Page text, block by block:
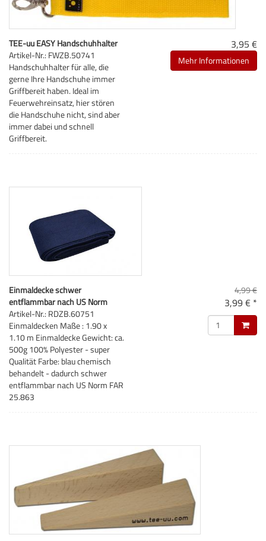
TEE-uu EASY Handschuhhalter
Artikel-Nr.: FWZB.50741
Handschuhhalter für alle, die
gerne Ihre Handschuhe immer
Griffbereit haben. Ideal im
Feuerwehreinsatz, hier stören
die Handschuhe nicht, sind aber
immer dabei und schnell
Griffbereit.
3,95 €
Mehr Informationen
Einmaldecke schwer
entflammbar nach US Norm
Artikel-Nr.: RDZB.60751
Einmaldecken Maße : 1.90 x
1.10 m Einmaldecke Gewicht: ca.
500g 100% Polyester - super
Qualität Farbe: blau chemisch
behandelt - dadurch schwer
entflammbar nach US Norm FAR
25.863
4,99 €
3,99 € *